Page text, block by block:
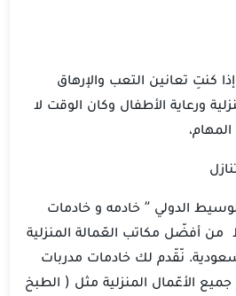
كنتِ تعانين التعب والإرهاق
ورعاية الأطفال وكان الوقت لا
الدولي ” خادمه و خادمات
من أفضّل مكاتب العّمالة المنزلية
نّقّدم لك خادمات مدربات
الأعّمال المنزلية مثل ( الطبخ